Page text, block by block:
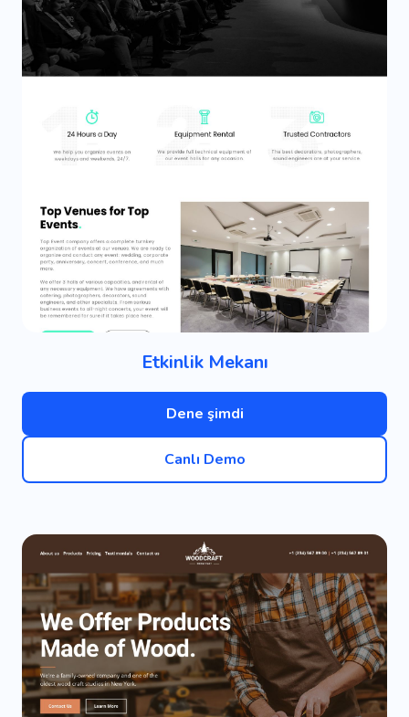
Etkinlik Mekanı
Dene şimdi
Canlı Demo